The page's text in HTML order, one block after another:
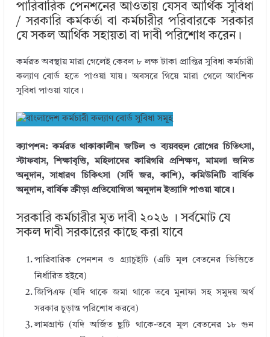
পারিবারিক পেনশনের আওতায় যেসব আর্থিক সুবিধা
/ সরকারি কর্মকর্তা বা কর্মচারীর পরিবারকে সরকার
যে সকল আর্থিক সহায়তা বা দাবী পরিশোধ করেন।
কর্মরত অবস্থায় মারা গেলেই কেবল ৮ লক্ষ টাকা প্রাপ্তির সুবিধা কর্মচারী
কল্যাণ বোর্ড হতে পাওয়া যায়। অবসরে গিয়ে মারা গেলে আংশিক
সুবিধা পাওয়া যাবে।
ক্যাপশন: কর্মরত থাকাকালীন জটিল ও ব্যয়বহুল রোগের চিতিৎসা,
স্টাফবাস, শিক্ষাবৃত্তি, মহিলাদের কারিগরি প্রশিক্ষণ, মামলা জনিত
অনুদান, সাধারণ চিকিৎসা (সর্দি জর, কাশি), কমিউনিটি বার্ষিক
অনুদান, বার্ষিক ক্রীড়া প্রতিযোগিতা অনুদান ইত্যাদি পাওয়া যাবে।
সরকারি কর্মচারীর মৃত দাবী ২০২৬ । সর্বমোট যে
সকল দাবী সরকারের কাছে করা যাবে
পারিবারিক পেনশন ও গ্র্যাচুইটি (এটি মূল বেতনের ভিত্তিতে
নির্ধারিত হইবে)
জিপিএফ (যদি থাকে জমা থাকে তবে মুনাফা সহ সমুদয় অর্থ
সরকার চূড়ান্ত পরিশোধ করবে)
লামগ্রান্ট (যদি অর্জিত ছুটি থাকে-তবে মূল বেতনের ১৮ গুন